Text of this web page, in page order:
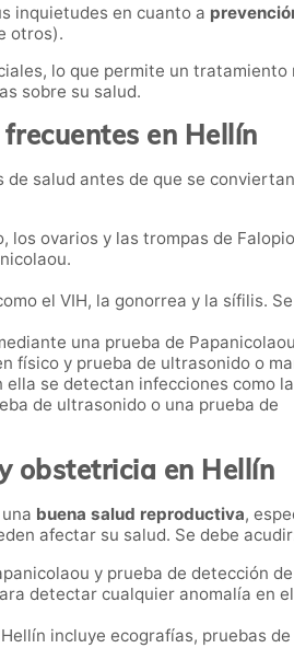
inquietudes en cuanto a
otros).
lo que permite un tratamiento
sobre su salud.
en Hellín
salud antes de que se
ovarios y las trompas de
el VIH, la gonorrea y la sífilis.
una prueba de
físico y prueba de ultrasonido o
se detectan infecciones como
de ultrasonido o una prueba de
obstetricia en Hellín
buena salud reproductiva,
afectar su salud. Se debe
y prueba de detección
detectar cualquier anomalía en
incluye ecografías, pruebas